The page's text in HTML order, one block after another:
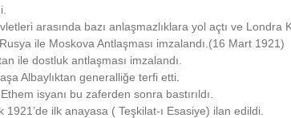
arasında bazı anlaşmazlık­lara yol açtı ve Londra
ile Moskova Antlaşması imzalandı.(16 Mart 1921)
ile dostluk antlaşması imzalandı.
Albaylıktan generalliğe terfi etti.
isyanı bu zaferden sonra bastırıldı.
1921’de ilk anayasa ( Teşkilat-ı Esasiye) ilan edildi.